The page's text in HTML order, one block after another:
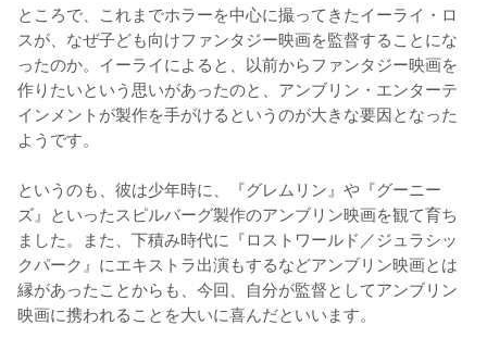
ところで、これまでホラーを中心に撮ってきたイーライ・ロ
スが、なぜ子ども向けファンタジー映画を監督することにな
ったのか。イーライによると、以前からファンタジー映画を
作りたいという思いがあったのと、アンブリン・エンターテ
インメントが製作を手がけるというのが大きな要因となった
ようです。
というのも、彼は少年時に、『グレムリン』や『グーニー
ズ』といったスピルバーグ製作のアンブリン映画を観て育ち
ました。また、下積み時代に『ロストワールド／ジュラシッ
クパーク』にエキストラ出演もするなどアンブリン映画とは
縁があったことからも、今回、自分が監督としてアンブリン
映画に携われることを大いに喜んだといいます。